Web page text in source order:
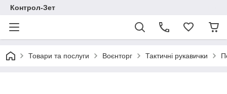
Контрол-Зет
Товари та послуги Воєнторг Тактичні рукавички